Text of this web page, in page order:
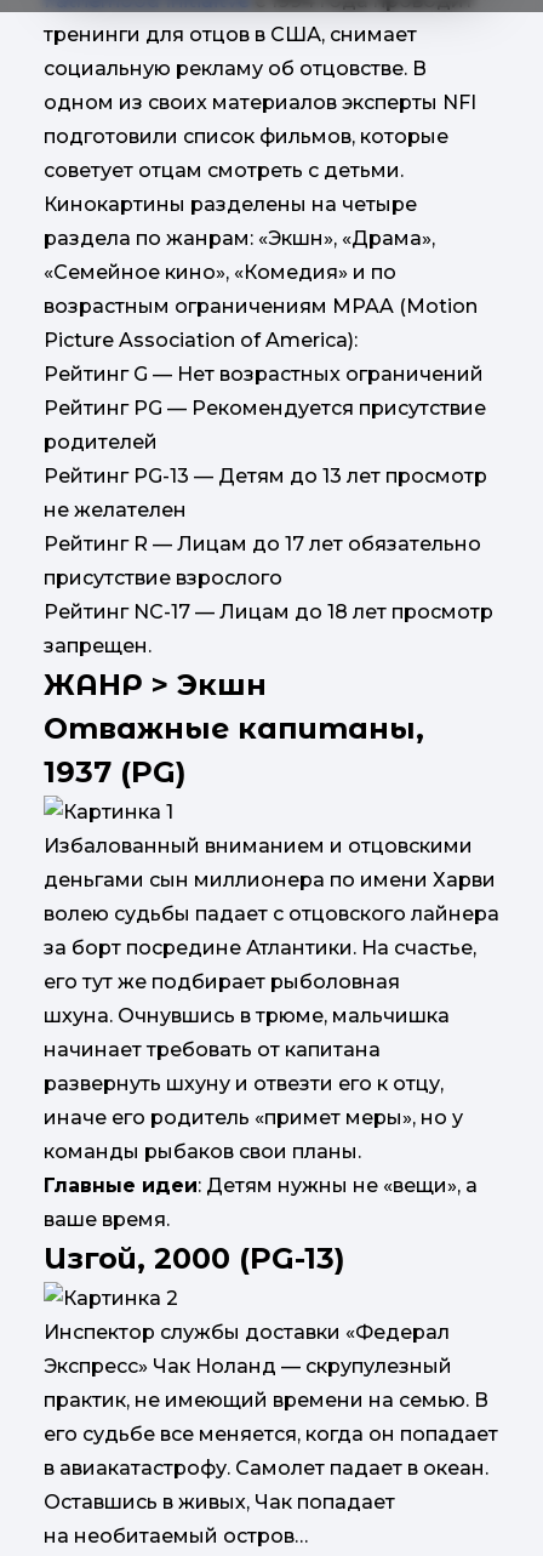
тренинги для отцов в США, снимает
социальную рекламу об отцовстве. В
одном из своих материалов эксперты NFI
подготовили список фильмов, которые
советует отцам смотреть с детьми.
Кинокартины разделены на четыре
раздела по жанрам: «Экшн», «Драма»,
«Семейное кино», «Комедия» и по
возрастным ограничениям MPAA (Motion
Picture Association of America):
Рейтинг G — Нет возрастных ограничений
Рейтинг PG — Рекомендуется присутствие
родителей
Рейтинг PG-13 — Детям до 13 лет просмотр
не желателен
Рейтинг R — Лицам до 17 лет обязательно
присутствие взрослого
Рейтинг NC-17 — Лицам до 18 лет просмотр
запрещен.
ЖАНР > Экшн
Отважные капитаны,
1937 (PG)
Избалованный вниманием и отцовскими
деньгами сын миллионера по имени Харви
волею судьбы падает с отцовского лайнера
за борт посредине Атлантики. На счастье,
его тут же подбирает рыболовная
шхуна. Очнувшись в трюме, мальчишка
начинает требовать от капитана
развернуть шхуну и отвезти его к отцу,
иначе его родитель «примет меры», но у
команды рыбаков свои планы.
Главные идеи: Детям нужны не «вещи», а
ваше время.
Изгой, 2000 (PG-13)
Инспектор службы доставки «Федерал
Экспресс» Чак Ноланд — скрупулезный
практик, не имеющий времени на семью. В
его судьбе все меняется, когда он попадает
в авиакатастрофу. Самолет падает в океан.
Оставшись в живых, Чак попадает
на необитаемый остров…